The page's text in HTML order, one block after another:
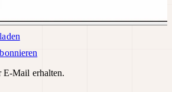
E-Mail erhalten.